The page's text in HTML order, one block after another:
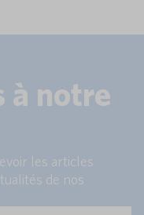
à notre
les articles
de nos